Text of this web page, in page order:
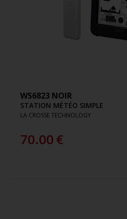
WS6823 NOIR
STATION MÉTÉO SIMPLE
LA CROSSE TECHNOLOGY
70.00€